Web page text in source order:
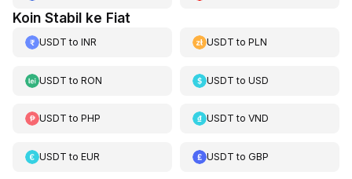
Koin Stabil ke Fiat
USDT to INR USDT toPLN
USDT to RON USDT toUSD
USDT to PHP USDT toVND
USDT to EUR USDT toGBP